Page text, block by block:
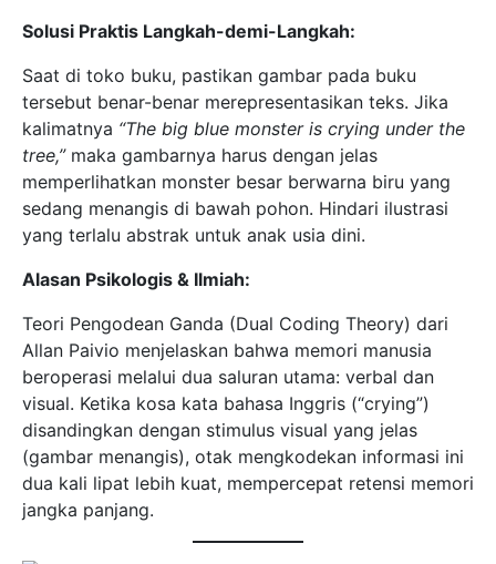
Solusi Praktis Langkah-demi-Langkah:
Saat di toko buku, pastikan gambar pada buku
tersebut benar-benar merepresentasikan teks. Jika
kalimatnya “The big blue monster is crying under the
tree,”maka gambarnya harus dengan jelas
memperlihatkan monster besar berwarna biru yang
sedang menangis di bawah pohon. Hindari ilustrasi
yang terlalu abstrak untuk anak usia dini.
Alasan Psikologis & Ilmiah:
Teori Pengodean Ganda (Dual Coding Theory) dari
Allan Paivio menjelaskan bahwa memori manusia
beroperasi melalui dua saluran utama: verbal dan
visual. Ketika kosa kata bahasa Inggris (“crying”)
disandingkan dengan stimulus visual yang jelas
(gambar menangis), otak mengkodekan informasi ini
dua kali lipat lebih kuat, mempercepat retensi memori
jangka panjang.